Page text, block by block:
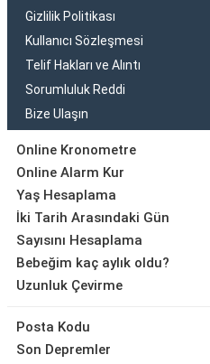
Gizlilik Politikası
Kullanıcı Sözleşmesi
Telif Hakları ve Alıntı
Sorumluluk Reddi
Bize Ulaşın
Online Kronometre
Online Alarm Kur
Yaş Hesaplama
İki Tarih Arasındaki Gün
Sayısını Hesaplama
Bebeğim kaç aylık oldu?
Uzunluk Çevirme
Posta Kodu
Son Depremler